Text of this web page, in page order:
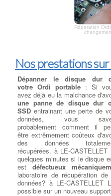
Réparation
Nos prestations
Dépanner le disque dur
votre Ordi portable : Si
avez déjà eu la malchance
une panne de disque dur
SSD entrainant une perte de
données, vous
probablement comment il
être extrêmement coûteux
des données
récupérées. à LE-
quelques minutes si le disque
est défectueux
laboratoire de récupération
données? à LE-CASTELLET
possible sur un nouveau